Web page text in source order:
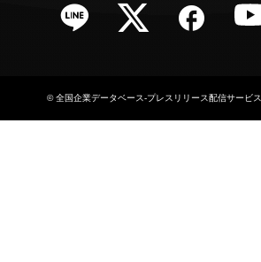
Twitter Facebook YouTube RSS
©全国企業データベース-プレスリリース配信サービス